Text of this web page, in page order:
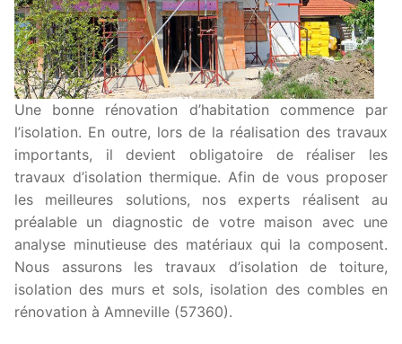
Une bonne rénovation d’habitation commence par
l’isolation. En outre, lors de la réalisation des travaux
importants, il devient obligatoire de réaliser les
travaux d’isolation thermique. Afin de vous proposer
les meilleures solutions, nos experts réalisent au
préalable un diagnostic de votre maison avec une
analyse minutieuse des matériaux qui la composent.
Nous assurons les travaux d’isolation de toiture,
isolation des murs et sols, isolation des combles en
rénovation à Amneville (57360).